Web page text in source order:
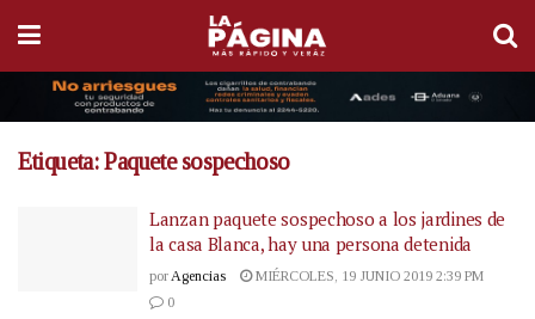
Etiqueta:Paquete sospechoso
Lanzan paquete sospechoso a los jardines de
la casa Blanca, hay una persona detenida
por Agencias
MIÉRCOLES, 19 JUNIO 2019 2:39 PM
0